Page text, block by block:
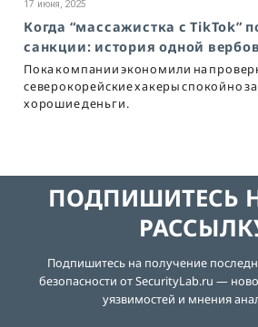
17 июня, 2025
Когда “массажистка с TikTok”
санкции: история одной
Пока компании экономили на
северокорейские хакеры спокойно
хорошие деньги.
ПОДПИШИТЕСЬ
Подпишитесь на получение
безопасности от SecurityLab.ru —
уязвимостей и мнения